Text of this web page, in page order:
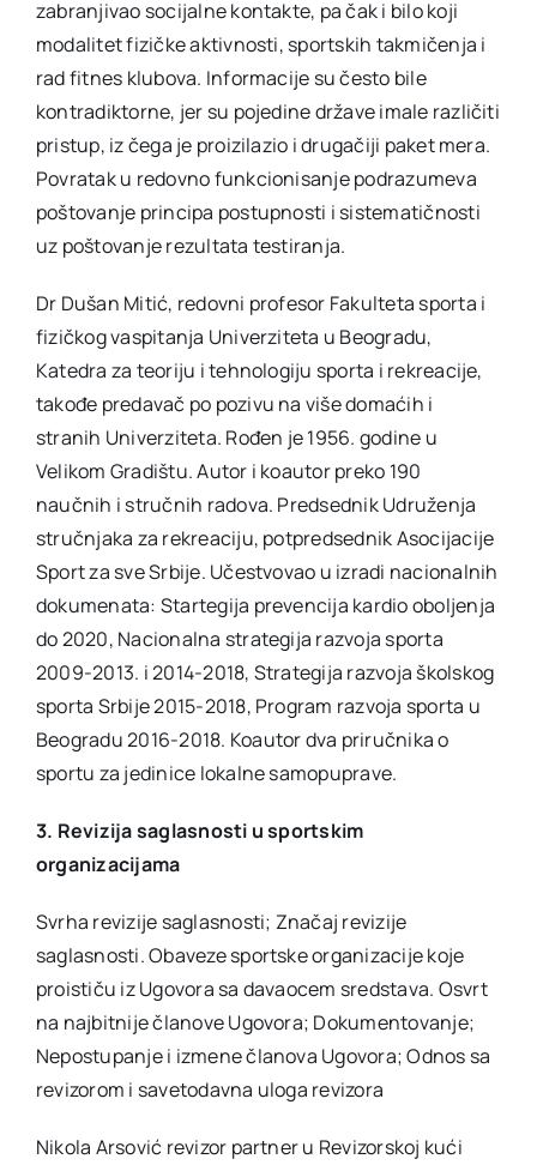
zabranjivao socijalne kontakte, pa čak i bilo koji
modalitet fizičke aktivnosti, sportskih takmičenja i
rad fitnes klubova. Informacije su često bile
kontradiktorne, jer su pojedine države imale različiti
pristup, iz čega je proizilazio i drugačiji paket mera.
Povratak u redovno funkcionisanje podrazumeva
poštovanje principa postupnosti i sistematičnosti
uz poštovanje rezultata testiranja.
Dr Dušan Mitić, redovni profesor Fakulteta sporta i
fizičkog vaspitanja Univerziteta u Beogradu,
Katedra za teoriju i tehnologiju sporta i rekreacije,
takođe predavač po pozivu na više domaćih i
stranih Univerziteta. Rođen je 1956. godine u
Velikom Gradištu. Autor i koautor preko 190
naučnih i stručnih radova. Predsednik Udruženja
stručnjaka za rekreaciju, potpredsednik Asocijacije
Sport za sve Srbije. Učestvovao u izradi nacionalnih
dokumenata: Startegija prevencija kardio oboljenja
do 2020, Nacionalna strategija razvoja sporta
2009-2013. i 2014-2018, Strategija razvoja školskog
sporta Srbije 2015-2018, Program razvoja sporta u
Beogradu 2016-2018. Koautor dva priručnika o
sportu za jedinice lokalne samopuprave.
3. Revizija saglasnosti u sportskim
organizacijama
Svrha revizije saglasnosti; Značaj revizije
saglasnosti. Obaveze sportske organizacije koje
proističu iz Ugovora sa davaocem sredstava. Osvrt
na najbitnije članove Ugovora; Dokumentovanje;
Nepostupanje i izmene članova Ugovora; Odnos sa
revizorom i savetodavna uloga revizora
Nikola Arsović revizor partner u Revizorskoj kući